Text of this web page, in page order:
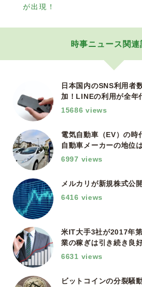
が出現！
時事ニュース関連
日本国内のSNS利用者
加！LINEの利用が全年
15686 views
電気自動車（EV）の時
自動車メーカーの地位
6997 views
メルカリが新規株式公
6416 views
米IT大手3社が2017年
業の稼ぎは引き続き良
6631 views
ビットコインの分裂騒